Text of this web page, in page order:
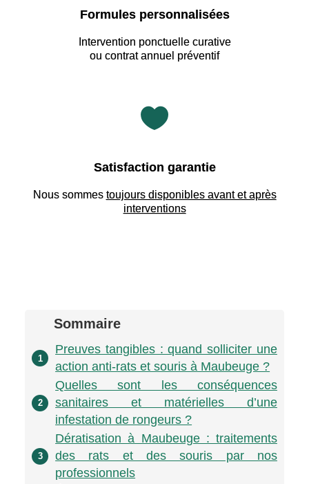
Formules personnalisées
Intervention ponctuelle curative
ou contrat annuel préventif

Satisfaction garantie
Nous sommes toujours disponibles avant et après
interventions
Sommaire
1
Preuves tangibles : quand solliciter une
action anti-rats et souris à Maubeuge ?
2
Quelles sont les conséquences
sanitaires et matérielles d’une
infestation de rongeurs ?
3
Dératisation à Maubeuge : traitements
des rats et des souris par nos
professionnels